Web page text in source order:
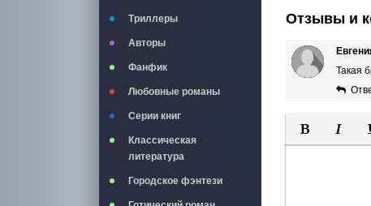
Триллеры
Авторы
Фанфик
Любовные романы
Серии книг
Классическая
литература
Городское фэнтези
Отзывы и
Такая
Полужирный
Курсив